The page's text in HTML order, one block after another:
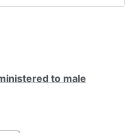
to male